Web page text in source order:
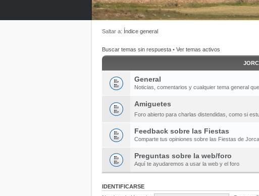
Saltar a: Índice general
Buscar temas sin respuesta • Ver temas activos
General
Noticias, comentarios y cualquier tema general
Amiguetes
Foro abierto para charlas distendidas, como si
Feedback sobre las Fiestas
Comparte tus opiniones sobre las Fiestas de
Preguntas sobre la web/foro
Aquí te ayudaremos a usar la web y el foro
IDENTIFICARSE